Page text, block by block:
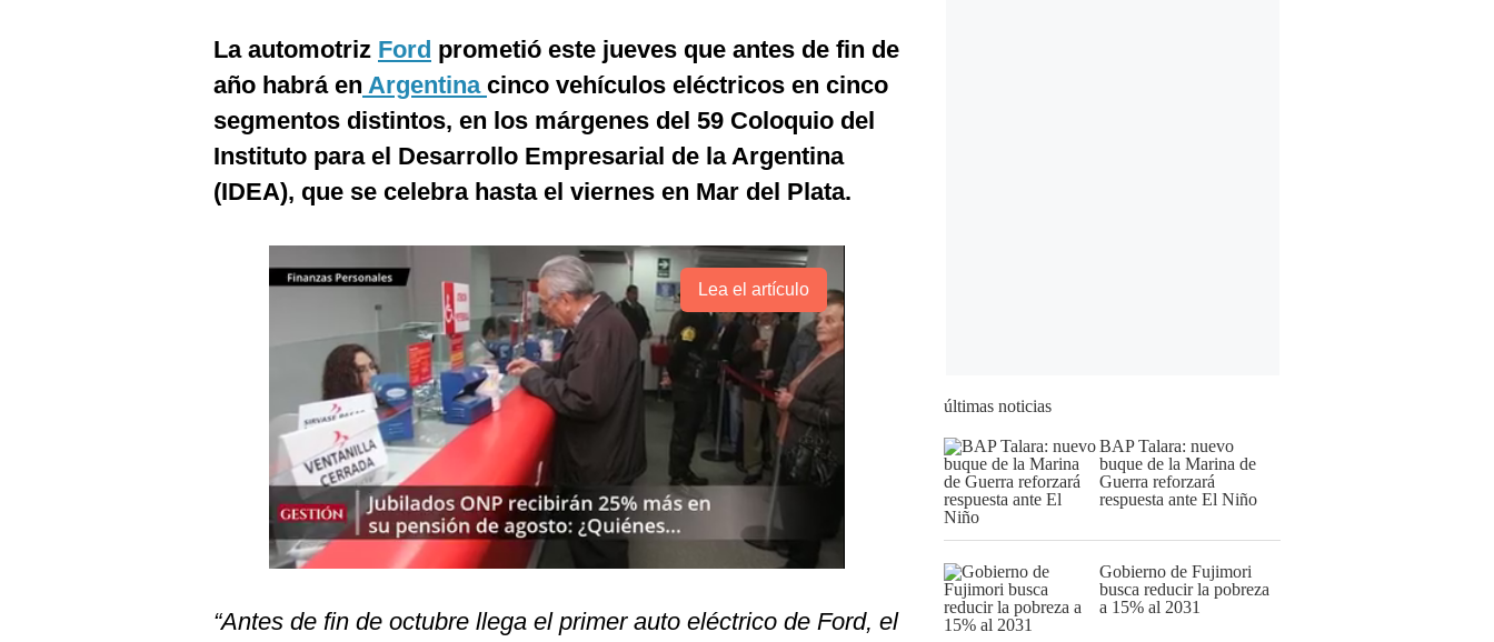
La automotriz Ford prometió este jueves que antes de fin de
año habrá en Argentina cinco vehículos eléctricos en cinco
segmentos distintos, en los márgenes del 59 Coloquio del
Instituto para el Desarrollo Empresarial de la Argentina
(IDEA), que se celebra hasta el viernes en Mar del Plata.
Lea el artículo
“Antes de fin de octubre llega el primer auto eléctrico de Ford, el
últimas noticias
BAP Talara: nuevo
buque de la Marina de
Guerra reforzará
respuesta ante El Niño
Gobierno de Fujimori
busca reducir la pobreza
a 15% al 2031